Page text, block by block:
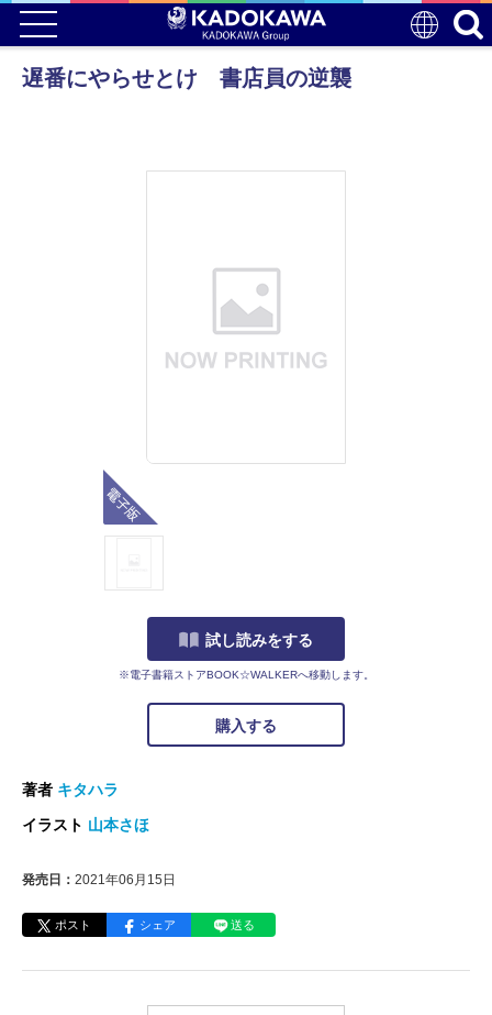
遅番にやらせとけ 書店員の逆襲
試し読みをする
※電子書籍ストアBOOK☆WALKERへ移動します。
購入する
著者 キタハラ
イラスト 山本さほ
発売日： 2021年06月15日
ポスト シェア 送る